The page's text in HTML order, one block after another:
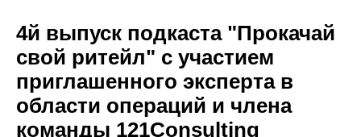
4й выпуск подкаста "Прокачай
свой ритейл" с участием
приглашенного эксперта в
области операций и члена
команды 121Consulting